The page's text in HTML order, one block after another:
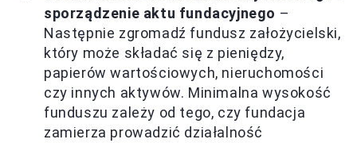
sporządzenie aktu fundacyjnego –
Następnie zgromadź fundusz założycielski,
który może składać się z pieniędzy,
papierów wartościowych, nieruchomości
czy innych aktywów. Minimalna wysokość
funduszu zależy od tego, czy fundacja
zamierza prowadzić działalność